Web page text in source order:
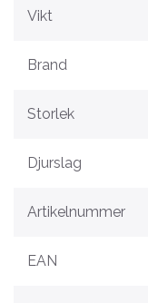
Vikt
Brand
Storlek
Djurslag
Artikelnummer
EAN